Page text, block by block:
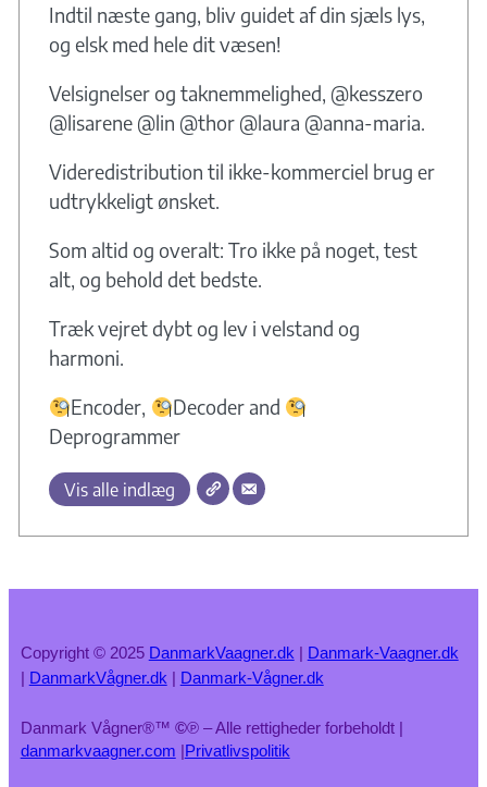
Indtil næste gang, bliv guidet af din sjæls lys,
og elsk med hele dit væsen!
Velsignelser og taknemmelighed, @kesszero
@lisarene @lin @thor @laura @anna-maria.
Videredistribution til ikke-kommerciel brug er
udtrykkeligt ønsket.
Som altid og overalt: Tro ikke på noget, test
alt, og behold det bedste.
Træk vejret dybt og lev i velstand og
harmoni.
Encoder,
Decoder and
Deprogrammer
Vis alle indlæg
Copyright © 2025 DanmarkVaagner.dk | Danmark-Vaagner.dk
| DanmarkVågner.dk | Danmark-Vågner.dk
Danmark Vågner®™ ©℗ – Alle rettigheder forbeholdt |
danmarkvaagner.com |Privatlivspolitik